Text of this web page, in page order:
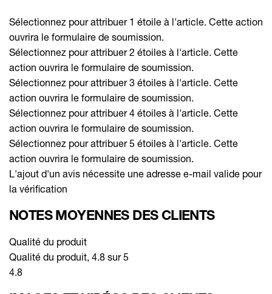
Sélectionnez pour attribuer 1 étoile à l'article. Cette action
ouvrira le formulaire de soumission.
Sélectionnez pour attribuer 2 étoiles à l'article. Cette
action ouvrira le formulaire de soumission.
Sélectionnez pour attribuer 3 étoiles à l'article. Cette
action ouvrira le formulaire de soumission.
Sélectionnez pour attribuer 4 étoiles à l'article. Cette
action ouvrira le formulaire de soumission.
Sélectionnez pour attribuer 5 étoiles à l'article. Cette
action ouvrira le formulaire de soumission.
L'ajout d'un avis nécessite une adresse e-mail valide pour
la vérification
NOTES MOYENNES DES CLIENTS
Qualité du produit
Qualité du produit, 4.8 sur 5
4.8